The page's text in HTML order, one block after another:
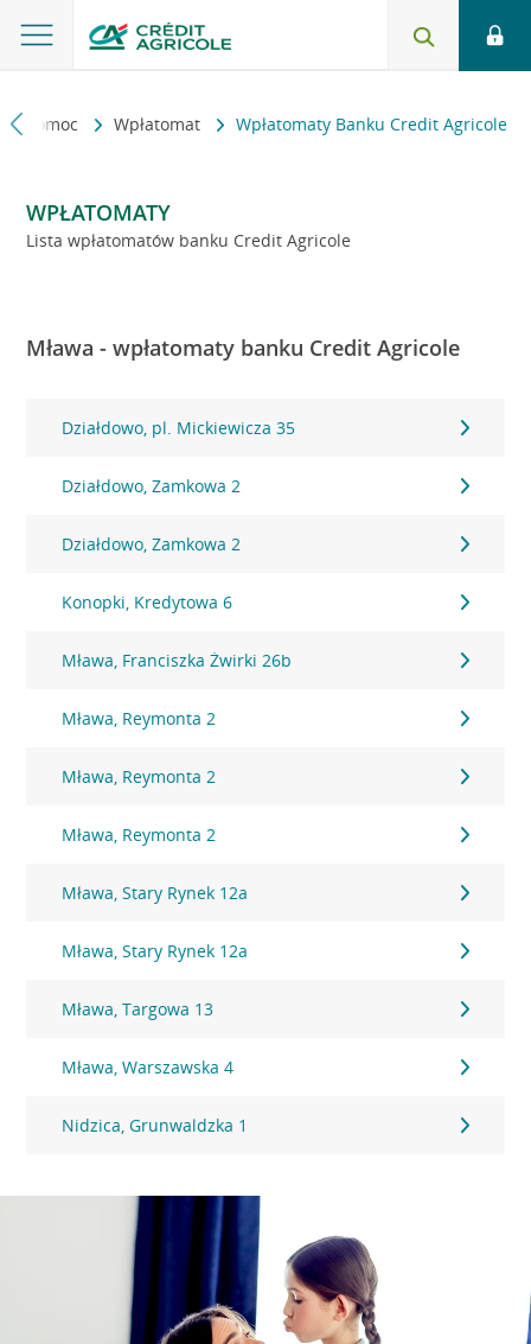
i pomoc Wpłatomat Wpłatomaty Banku Credit Agricole
WPŁATOMATY
Lista wpłatomatów banku Credit Agricole
Mława - wpłatomaty banku Credit Agricole
Działdowo, pl. Mickiewicza 35
Działdowo, Zamkowa 2
Działdowo, Zamkowa 2
Konopki, Kredytowa 6
Mława, Franciszka Żwirki 26b
Mława, Reymonta 2
Mława, Reymonta 2
Mława, Reymonta 2
Mława, Stary Rynek 12a
Mława, Stary Rynek 12a
Mława, Targowa 13
Mława, Warszawska 4
Nidzica, Grunwaldzka 1